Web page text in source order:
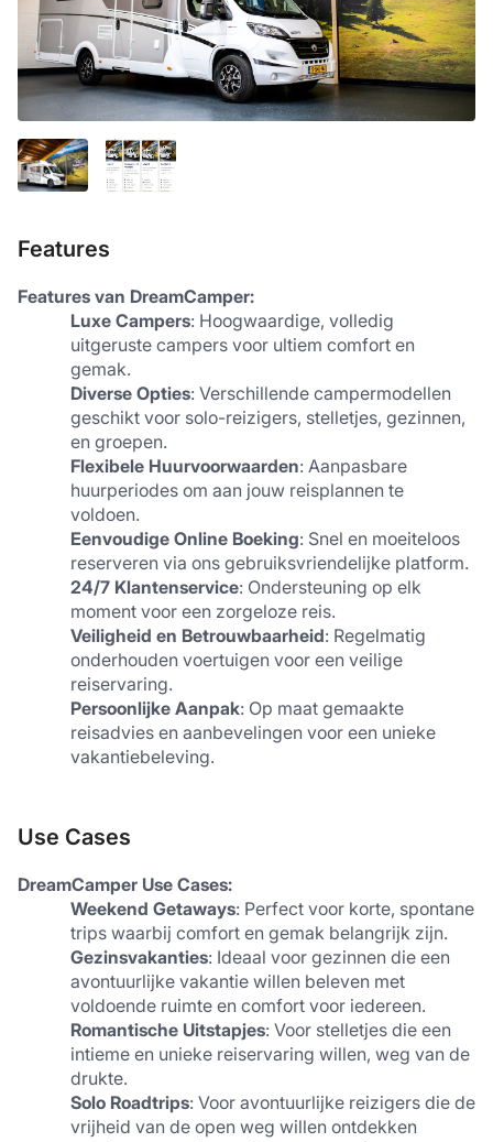
Features
Features van DreamCamper:
Luxe Campers: Hoogwaardige, volledig
uitgeruste campers voor ultiem comfort en
gemak.
Diverse Opties: Verschillende campermodellen
geschikt voor solo-reizigers, stelletjes, gezinnen,
en groepen.
Flexibele Huurvoorwaarden: Aanpasbare
huurperiodes om aan jouw reisplannen te
voldoen.
Eenvoudige Online Boeking: Snel en moeiteloos
reserveren via ons gebruiksvriendelijke platform.
24/7 Klantenservice: Ondersteuning op elk
moment voor een zorgeloze reis.
Veiligheid en Betrouwbaarheid: Regelmatig
onderhouden voertuigen voor een veilige
reiservaring.
Persoonlijke Aanpak: Op maat gemaakte
reisadvies en aanbevelingen voor een unieke
vakantiebeleving.
Use Cases
DreamCamper Use Cases:
Weekend Getaways: Perfect voor korte, spontane
trips waarbij comfort en gemak belangrijk zijn.
Gezinsvakanties: Ideaal voor gezinnen die een
avontuurlijke vakantie willen beleven met
voldoende ruimte en comfort voor iedereen.
Romantische Uitstapjes: Voor stelletjes die een
intieme en unieke reiservaring willen, weg van de
drukte.
Solo Roadtrips: Voor avontuurlijke reizigers die de
vrijheid van de open weg willen ontdekken